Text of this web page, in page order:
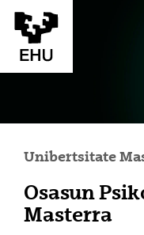
Eduki nagusira joan
Unibertsitate
Osasun
Masterra